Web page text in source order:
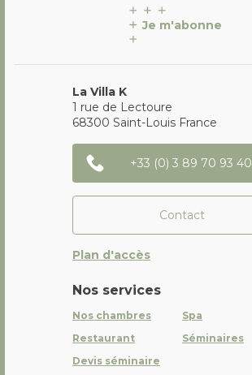
Je m'abonne
La Villa K
1 rue de Lectoure
68300 Saint-Louis France
+33 (0) 3 89 70 93 40
Contact
Plan d'accès
Nos services
Nos chambres
Spa
Restaurant
Séminaires
Devis séminaire